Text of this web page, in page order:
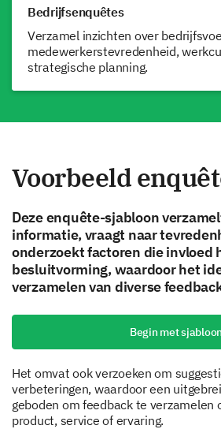
Bedrijfsenquêtes
Verzamel inzichten over
medewerkerstevredenheid,
strategische planning.
Voorbeeld
Deze enquête-sjabloon
informatie, vraagt naar
onderzoekt factoren die invloed
besluitvorming, waardoor het
verzamelen van diverse
Begin met sjabloon
Het omvat ook verzoeken om
verbeteringen, waardoor een
geboden om feedback te verzamelen
product, service of ervaring.